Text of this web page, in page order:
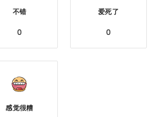
不错
0
爱死了
0
感觉很糟